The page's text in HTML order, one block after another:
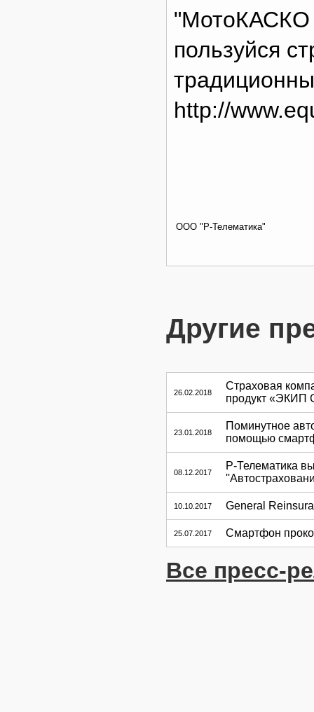
"МотоКАСКО
пользуйся
http://
ООО "Р-Телематика"
Другие
26.02.2018
Страховая
продукт «ЭКИП
23.01.2018
Поминутное
помощью
08.12.2017
Р-Телематика
10.10.2017 General
25.07.2017 Смартфон
Все пресс-